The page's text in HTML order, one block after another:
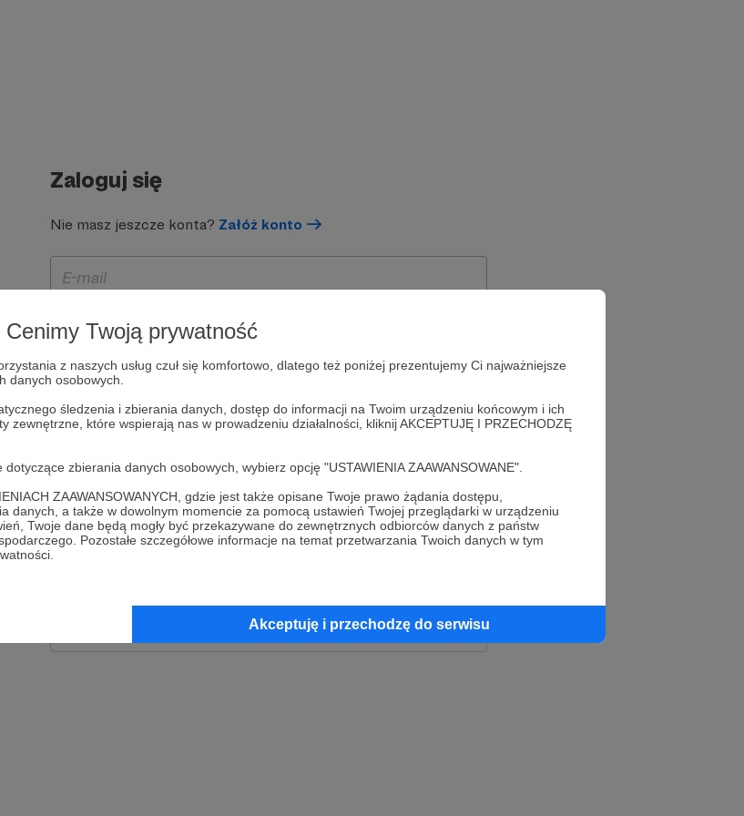
Cenimy Twoją prywatność
z naszych usług czuł się komfortowo, dlatego też poniżej prezentujemy Ci najważniejsze
danych osobowych.
śledzenia i zbierania danych, dostęp do informacji na Twoim urządzeniu końcowym i ich
które wspierają nas w prowadzeniu działalności, kliknij AKCEPTUJĘ I PRZECHODZĘ
zbierania danych osobowych, wybierz opcję "USTAWIENIA ZAAWANSOWANE".
ZAAWANSOWANYCH, gdzie jest także opisane Twoje prawo żądania dostępu,
danych, a także w dowolnym momencie za pomocą ustawień Twojej przeglądarki w urządzeniu
Twoje dane będą mogły być przekazywane do zewnętrznych odbiorców danych z państw
Pozostałe szczegółowe informacje na temat przetwarzania Twoich danych w tym
Akceptuję i przechodzę do serwisu
Zaloguj się
Nie masz jeszcze konta? Załóż konto
Zapamiętaj mnie
lub
Kontynuuj z Apple